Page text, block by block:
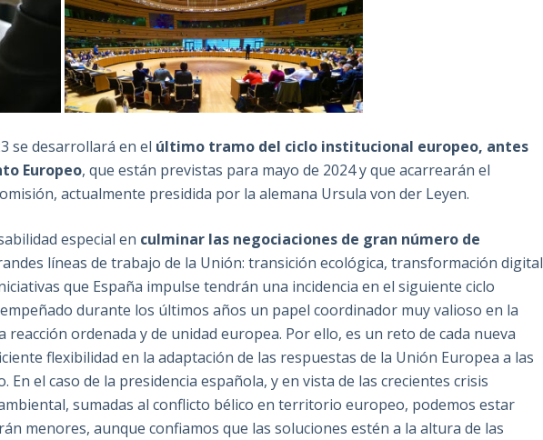
se desarrollará en el último tramo del ciclo institucional europeo, antes
Europeo, que están previstas para mayo de 2024 y que acarrearán el
actualmente presidida por la alemana Ursula von der Leyen.
especial en culminar las negociaciones de gran número de
líneas de trabajo de la Unión: transición ecológica, transformación digital
que España impulse tendrán una incidencia en el siguiente ciclo
durante los últimos años un papel coordinador muy valioso en la
ordenada y de unidad europea. Por ello, es un reto de cada nueva
flexibilidad en la adaptación de las respuestas de la Unión Europea a las
En el caso de la presidencia española, y en vista de las crecientes crisis
sumadas al conflicto bélico en territorio europeo, podemos estar
menores, aunque confiamos que las soluciones estén a la altura de las